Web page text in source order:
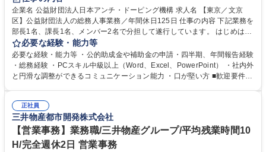
食事補助あり
企業名 公益財団法人日本アンチ・ドーピング機構 求人名 【東京／文京
区】公益財団法人の総務人事業務／年間休日125日 仕事の内容 下記業務を
部長1名、課長1名、メンバー2名で分担して遂行しています。 はじめは担
当者として業務を覚えていただき、ゆくゆくはリーダーやマネージャーポ
ジションとして活躍いただくことを期待しています。 【総務・人事グルー
プの業務内容】 ・人事制度関連 ・採用活動 ・教育研修の企画、実行 ・勤
怠管理 ・官公庁への各種提出 ・法定の会議運営（評議員会、理事会） ・
管理 ・福利厚生関連 ・職員からの問合せ、相談対応 ・その他日常の総務
業務全般 募集職種 【東京／文京区】公益財団法人の総務人事業務／年間
休日125日
必要な経験・能力等
必要な経験・能力等 ・公的助成金や補助金の申請・四半期、年間報告経験
・総務経験 ・PCスキル中級以上（Word、Excel、PowerPoint） ・社内外
と円滑な調整ができるコミュニケーション能力 ・口が堅い方 ■歓迎要件
正社員
三井物産都市開発株式会社
【営業事務】業務職/三井物産グループ/平均残業時間10
H/完全週休2日 営業事務